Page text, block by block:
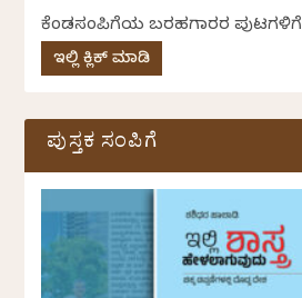
ಕೆಂಡಸಂಪಿಗೆಯ ಬರಹಗಾರರ ಪುಟಗಳಿಗೆ
ಇಲ್ಲಿ ಕ್ಲಿಕ್ ಮಾಡಿ
ಪುಸ್ತಕ ಸಂಪಿಗೆ